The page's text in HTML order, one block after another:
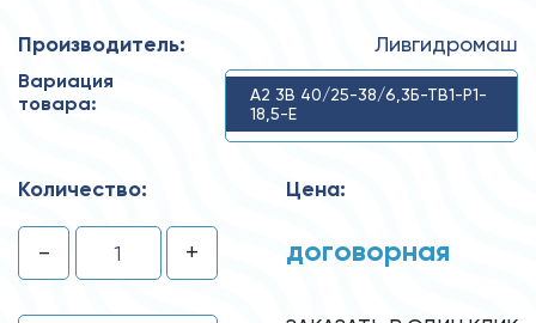
Производитель: Ливгидромаш
Вариация
товара:
А2 3В 40/25-38/6,3Б-ТВ1-Р1-
18,5-Е
Количество:
- +
Цена:
договорная